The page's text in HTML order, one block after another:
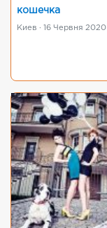
кошечка
Киев · 16 Червня 2020